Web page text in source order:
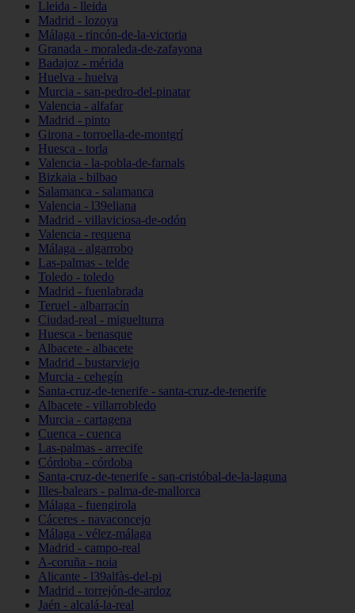
Lleida - lleida
Madrid - lozoya
Málaga - rincón-de-la-victoria
Granada - moraleda-de-zafayona
Badajoz - mérida
Huelva - huelva
Murcia - san-pedro-del-pinatar
Valencia - alfafar
Madrid - pinto
Girona - torroella-de-montgrí
Huesca - torla
Valencia - la-pobla-de-farnals
Bizkaia - bilbao
Salamanca - salamanca
Valencia - l39eliana
Madrid - villaviciosa-de-odón
Valencia - requena
Málaga - algarrobo
Las-palmas - telde
Toledo - toledo
Madrid - fuenlabrada
Teruel - albarracín
Ciudad-real - miguelturra
Huesca - benasque
Albacete - albacete
Madrid - bustarviejo
Murcia - cehegín
Santa-cruz-de-tenerife - santa-cruz-de-tenerife
Albacete - villarrobledo
Murcia - cartagena
Cuenca - cuenca
Las-palmas - arrecife
Córdoba - córdoba
Santa-cruz-de-tenerife - san-cristóbal-de-la-laguna
Illes-balears - palma-de-mallorca
Málaga - fuengirola
Cáceres - navaconcejo
Málaga - vélez-málaga
Madrid - campo-real
A-coruña - noia
Alicante - l39alfàs-del-pi
Madrid - torrejón-de-ardoz
Jaén - alcalá-la-real